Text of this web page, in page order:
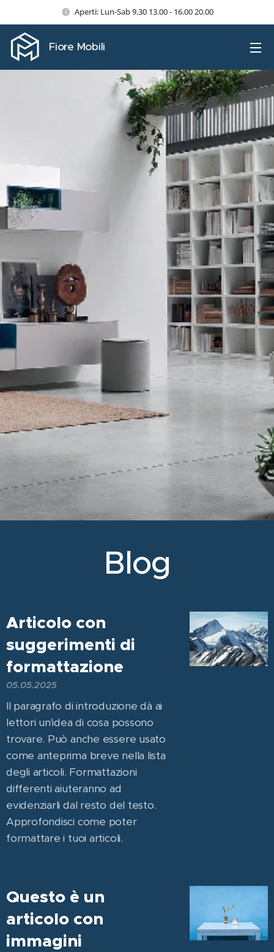
Aperti: Lun-Sab 9.30 13.00 - 16.00 20.00
Fiore Mobili
Blog
Articolo con
suggerimenti di
formattazione
05.05.2025
Il paragrafo di introduzione dà ai
lettori un'idea di cosa possono
trovare. Può anche essere usato
come anteprima breve nella lista
degli articoli. Formattazioni
differenti aiuteranno ad
evidenziarli dal resto del testo.
Approfondisci come poter
formattare i tuoi articoli.
Questo è un
articolo con
immagini